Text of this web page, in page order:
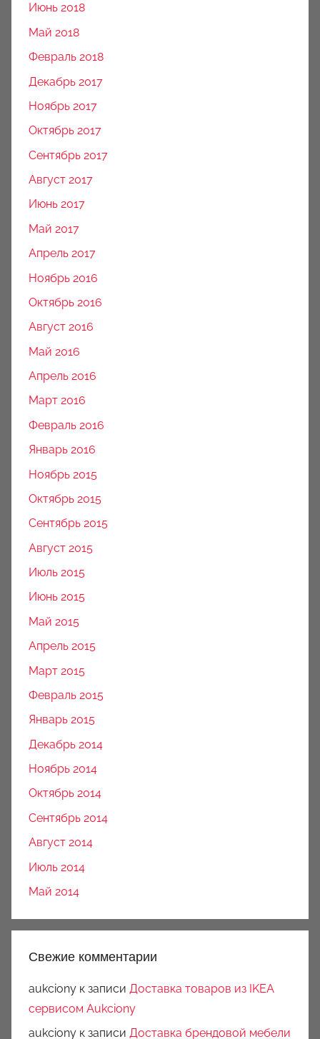
Июнь 2018
Май 2018
Февраль 2018
Декабрь 2017
Ноябрь 2017
Октябрь 2017
Сентябрь 2017
Август 2017
Июнь 2017
Май 2017
Апрель 2017
Ноябрь 2016
Октябрь 2016
Август 2016
Май 2016
Апрель 2016
Март 2016
Февраль 2016
Январь 2016
Ноябрь 2015
Октябрь 2015
Сентябрь 2015
Август 2015
Июль 2015
Июнь 2015
Май 2015
Апрель 2015
Март 2015
Февраль 2015
Январь 2015
Декабрь 2014
Ноябрь 2014
Октябрь 2014
Сентябрь 2014
Август 2014
Июль 2014
Май 2014
Свежие комментарии
aukciony к записи Доставка товаров из IKEA
сервисом Aukciony
aukciony к записи Доставка брендовой мебели